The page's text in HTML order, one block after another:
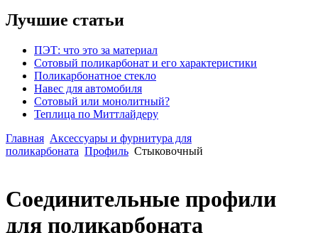
Лучшие статьи
ПЭТ: что это за материал
Сотовый поликарбонат и его характеристики
Поликарбонатное стекло
Навес для автомобиля
Сотовый или монолитный?
Теплица по Миттлайдеру
Главная Аксессуары и фурнитура для
поликарбоната Профиль Стыковочный
Соединительные профили
для поликарбоната